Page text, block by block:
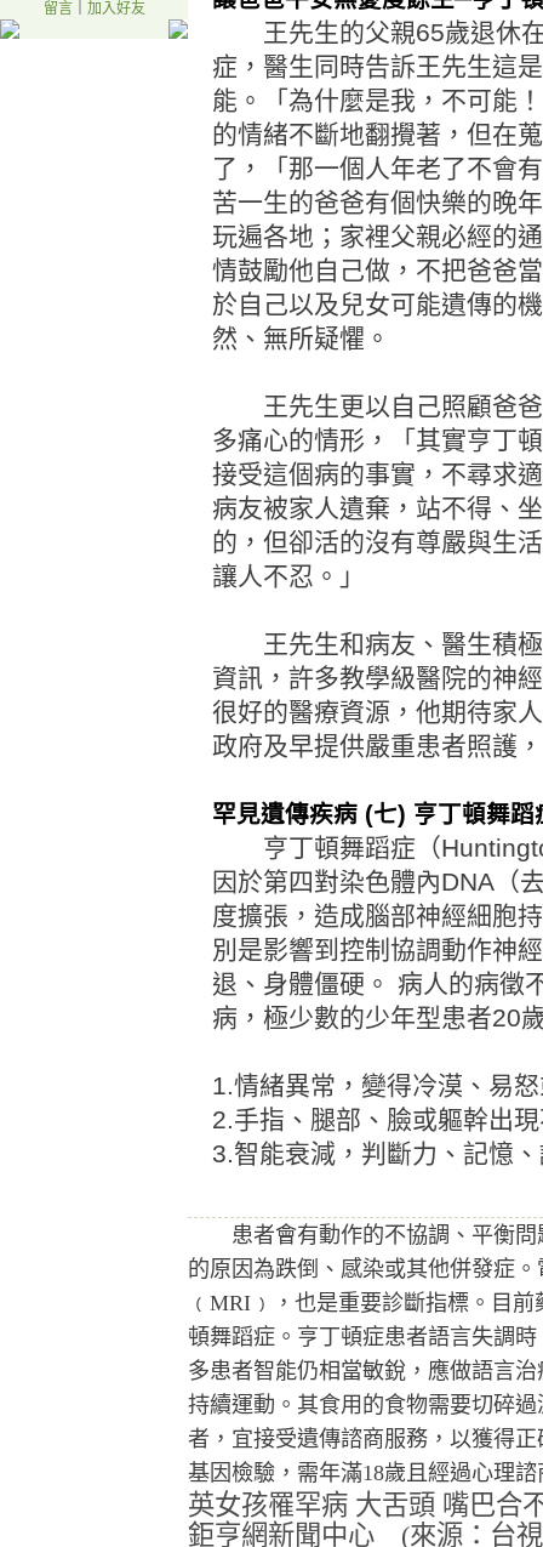
留言｜ 加入好友
王先生的父親65歲退休在
症，醫生同時告訴王先生這
能。「為什麼是我，不可能
的情緒不斷地翻攪著，但在
了，「那一個人年老了不會
苦一生的爸爸有個快樂的晚
玩遍各地；家裡父親必經的
情鼓勵他自己做，不把爸爸
於自己以及兒女可能遺傳的
然、無所疑懼。
王先生更以自己照顧爸爸
多痛心的情形，「其實亨丁
接受這個病的事實，不尋求
病友被家人遺棄，站不得、
的，但卻活的沒有尊嚴與生
讓人不忍。」
王先生和病友、醫生積極
資訊，許多教學級醫院的神
很好的醫療資源，他期待家
政府及早提供嚴重患者照護
罕見遺傳疾病 (七) 亨丁頓舞
亨丁頓舞蹈症（
因於第四對染色體內DNA（
度擴張，造成腦部神經細胞
別是影響到控制協調動作神
退、身體僵硬。 病人的病徵
病，極少數的少年型患者20
1.情緒異常，變得冷漠、易
2.手指、腿部、臉或軀幹出
3.智能衰減，判斷力、記憶
患者會有動作的不協調、平衡問
的原因為跌倒、感染或其他併發症
﹙MRI﹚，也是重要診斷指標。目
頓舞蹈症。亨丁頓症患者語言失調
多患者智能仍相當敏銳，應做語言
持續運動。其食用的食物需要切碎
者，宜接受遺傳諮商服務，以獲得
基因檢驗，需年滿18歲且經過心理
英女孩罹罕病 大舌頭 嘴巴合
鉅亨網新聞中心 (來源：台